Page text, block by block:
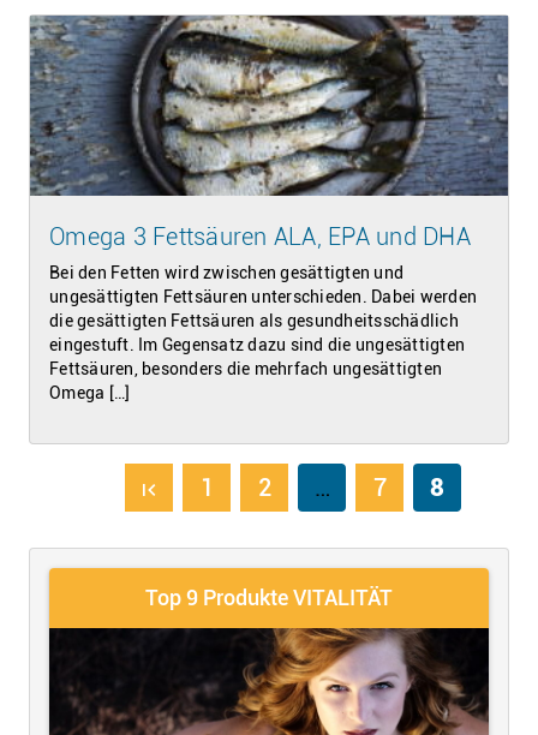
Omega 3 Fettsäuren ALA, EPA und DHA
Bei den Fetten wird zwischen gesättigten und
ungesättigten Fettsäuren unterschieden. Dabei werden
die gesättigten Fettsäuren als gesundheitsschädlich
eingestuft. Im Gegensatz dazu sind die ungesättigten
Fettsäuren, besonders die mehrfach ungesättigten
Omega […]
first_page 1 2 … 7 8
Top 9 Produkte VITALITÄT